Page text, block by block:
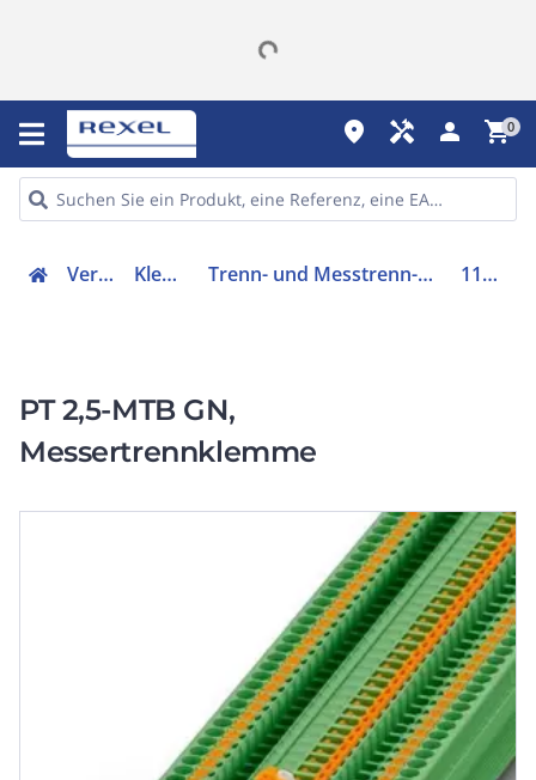
place handyman person shopping_cart0
Verteiler Klemmen Trenn- und Messtrenn-Reihenklemme 1107089
PT 2,5-MTB GN,
Messertrennklemme